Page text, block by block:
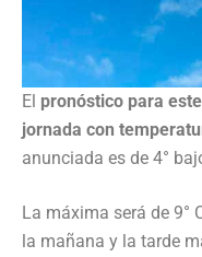
El pronóstico para
jornada con
anunciada es de 4°
La máxima será de 9°
la mañana y la tarde